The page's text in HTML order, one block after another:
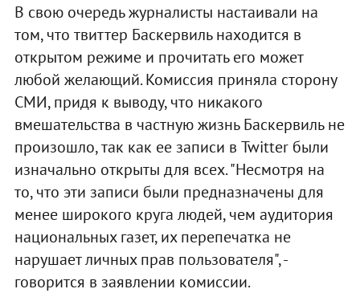
В свою очередь журналисты настаивали на
том, что твиттер Баскервиль находится в
открытом режиме и прочитать его может
любой желающий. Комиссия приняла сторону
СМИ, придя к выводу, что никакого
вмешательства в частную жизнь Баскервиль не
произошло, так как ее записи в Twitter были
изначально открыты для всех. "Несмотря на
то, что эти записи были предназначены для
менее широкого круга людей, чем аудитория
национальных газет, их перепечатка не
нарушает личных прав пользователя", -
говорится в заявлении комиссии.